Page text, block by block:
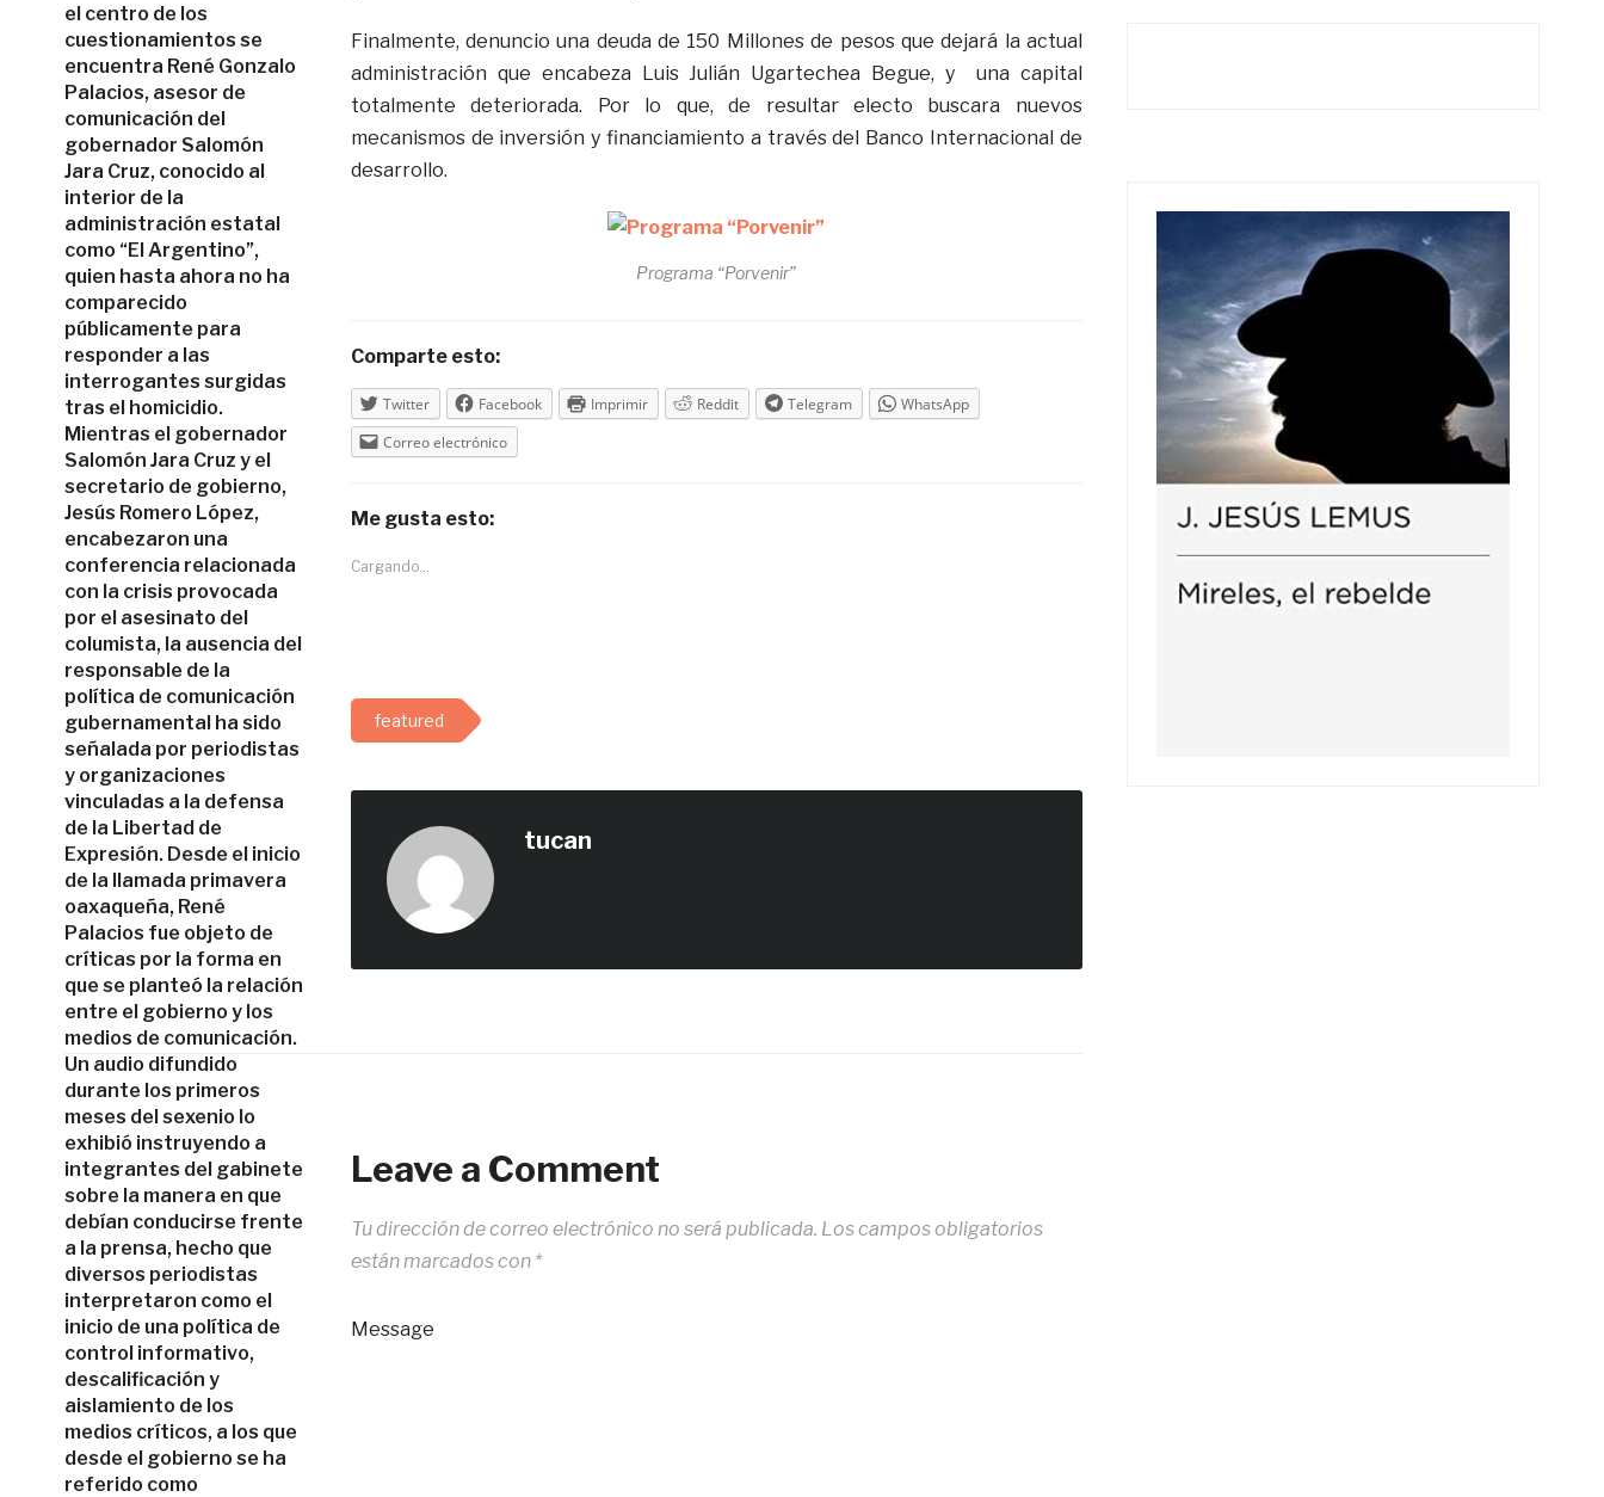
el centro de los
cuestionamientos se
encuentra René Gonzalo
Palacios, asesor de
comunicación del
gobernador Salomón
Jara Cruz, conocido al
interior de la
administración estatal
como “El Argentino”,
quien hasta ahora no ha
comparecido
públicamente para
responder a las
interrogantes surgidas
tras el homicidio.
Mientras el gobernador
Salomón Jara Cruz y el
secretario de gobierno,
Jesús Romero López,
encabezaron una
conferencia relacionada
con la crisis provocada
por el asesinato del
columista, la ausencia del
responsable de la
política de comunicación
gubernamental ha sido
señalada por periodistas
y organizaciones
vinculadas a la defensa
de la Libertad de
Expresión. Desde el inicio
de la llamada primavera
oaxaqueña, René
Palacios fue objeto de
críticas por la forma en
que se planteó la relación
entre el gobierno y los
medios de comunicación.
Un audio difundido
durante los primeros
meses del sexenio lo
exhibió instruyendo a
integrantes del gabinete
sobre la manera en que
debían conducirse frente
a la prensa, hecho que
diversos periodistas
interpretaron como el
inicio de una política de
control informativo,
descalificación y
aislamiento de los
medios críticos, a los que
desde el gobierno se ha
referido como
Finalmente, denuncio una deuda de 150 Millones de pesos que dejará la actual
administración que encabeza Luis Julián Ugartechea Begue, y una capital
totalmente deteriorada. Por lo que, de resultar electo buscara nuevos
mecanismos de inversión y financiamiento a través del Banco Internacional de
desarrollo.
Programa “Porvenir”
Comparte esto:
Twitter Facebook Imprimir Reddit Telegram
WhatsApp
Correo electrónico
Me gusta esto:
Cargando...
featured
tucan
Leave a Comment
Tu dirección de correo electrónico no será publicada. Los campos obligatorios
están marcados con *
Message